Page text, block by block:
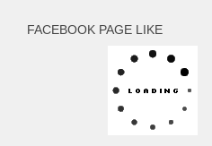
FACEBOOK PAGE LIKE